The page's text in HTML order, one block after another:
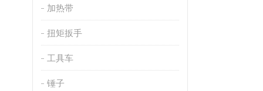
加热带
扭矩扳手
工具车
锤子